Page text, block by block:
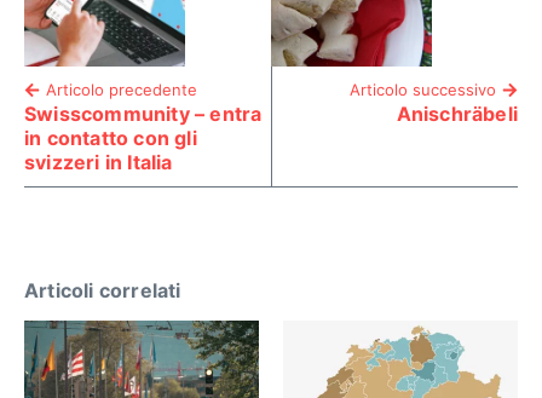
Articolo precedente
Swisscommunity – entra
in contatto con gli
svizzeri in Italia
Articolo successivo
Anischräbeli
Articoli correlati